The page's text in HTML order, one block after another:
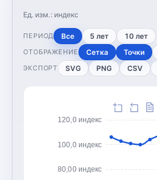
Ед. изм.: индекс
ПЕРИОД Все 5 лет 10 лет
ОТОБРАЖЕНИЕ Сетка Точки
ЭКСПОРТ SVG PNG CSV
80,00 индекс
100,0 индекс
120,0 индекс